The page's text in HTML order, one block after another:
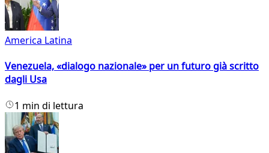
America Latina
Venezuela, «dialogo nazionale» per un futuro già scritto
dagli Usa
1 min di lettura